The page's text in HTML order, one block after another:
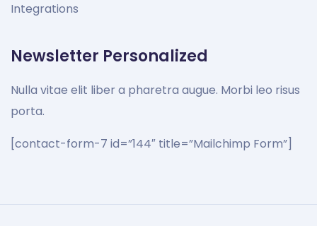
Integrations
Newsletter Personalized
Nulla vitae elit liber a pharetra augue. Morbi leo risus
porta.
[contact-form-7 id=”144″ title=”Mailchimp Form”]